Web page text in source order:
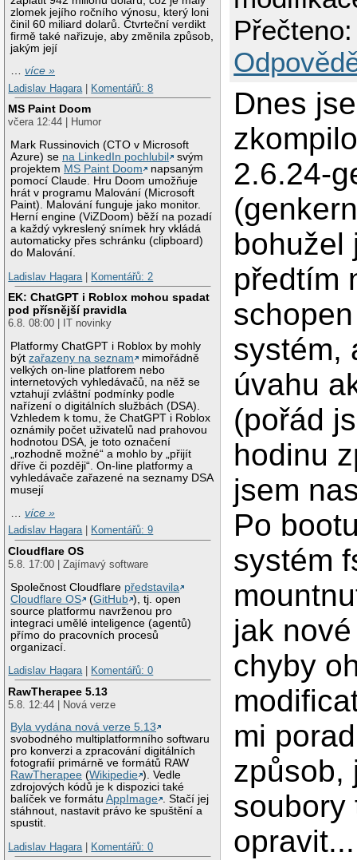
zlomek jejího ročního výnosu, který loni
činil 60 miliard dolarů. Čtvrteční verdikt
firmě také nařizuje, aby změnila způsob,
jakým její
…více »
Ladislav Hagara
Komentářů: 8
MS Paint Doom
včera 12:44 | Humor
Mark Russinovich (CTO v Microsoft
Azure) se na LinkedIn pochlubil
svým
projektem MS Paint Doom
napsaným
pomocí Claude. Hru Doom umožňuje
hrát v programu Malování (Microsoft
Paint). Malování funguje jako monitor.
Herní engine (ViZDoom) běží na pozadí
a každý vykreslený snímek hry vkládá
automaticky přes schránku (clipboard)
do Malování.
Ladislav Hagara
Komentářů: 2
EK: ChatGPT i Roblox mohou spadat
pod přísnější pravidla
6.8. 08:00 | IT novinky
Platformy ChatGPT i Roblox by mohly
býtzařazeny na seznam
mimořádně
velkých on-line platforem nebo
internetových vyhledávačů, na něž se
vztahují zvláštní podmínky podle
nařízení o digitálních službách (DSA).
Vzhledem k tomu, že ChatGPT i Roblox
oznámily počet uživatelů nad prahovou
hodnotou DSA, je toto označení
„rozhodně možné“ a mohlo by „přijít
dříve či později“. On-line platformy a
vyhledávače zařazené na seznamy DSA
musejí
…více »
Ladislav Hagara| Komentářů: 9
Cloudflare OS
5.8. 17:00 | Zajímavý software
Společnost Cloudflare představila
Cloudflare OS
(GitHub ), tj. open
source platformu navrženou pro
integraci umělé inteligence (agentů)
přímo do pracovních procesů
organizací.
Ladislav Hagara| Komentářů: 0
RawTherapee 5.13
5.8. 12:44 | Nová verze
Byla vydána nová verze 5.13
svobodného multiplatformního softwaru
pro konverzi a zpracování digitálních
fotografií primárně ve formátů RAW
RawTherapee (Wikipedie ). Vedle
zdrojových kódů je k dispozici také
balíček ve formátuAppImage . Stačí jej
stáhnout, nastavit právo ke spuštění a
spustit.
Ladislav Hagara| Komentářů: 0
Dnes
2.6.24-
bohužel
předtím
systém,
úvahu
(pořád
hodinu
jsem
Po
systém
jak
chyby
mi
způsob,
soubory
opravit...